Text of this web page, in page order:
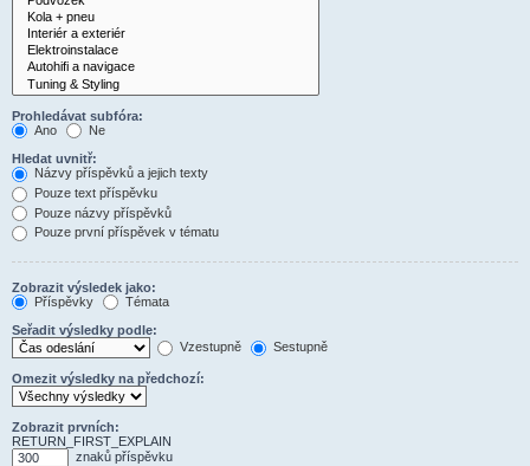
Prohledávat subfóra:
Ano
Ne
Hledat uvnitř:
Názvy příspěvků a jejich texty
Pouze text příspěvku
Pouze názvy příspěvků
Pouze první příspěvek v tématu
Zobrazit výsledek jako:
Příspěvky
Témata
Seřadit výsledky podle:
Vzestupně
Sestupně
Omezit výsledky na předchozí:
Zobrazit prvních:
RETURN_FIRST_EXPLAIN
znaků příspěvku